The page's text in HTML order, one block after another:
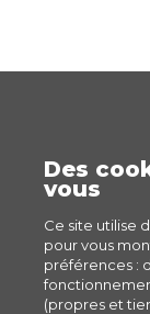
Des
vous
Ce site utilise
pour vous
préférences :
(propres et